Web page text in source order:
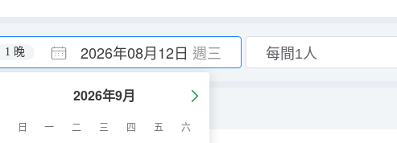
2026年08月12日 週三
1 晚
2026年9月
日 一 二 三 四 五
六